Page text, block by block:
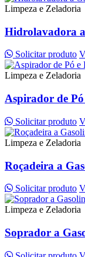
Limpeza e Zeladoria
Hidrolavadora
Solicitar produto
Limpeza e Zeladoria
Aspirador de
Solicitar produto
Limpeza e Zeladoria
Roçadeira a
Solicitar produto
Limpeza e Zeladoria
Soprador a